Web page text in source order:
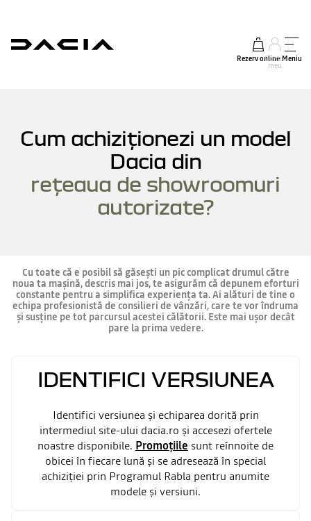
Rezerv online
Contul
meu
Meniu
Cum achiziționezi un model
Dacia din
rețeaua de showroomuri
autorizate?
Cu toate că e posibil să găsești un pic complicat drumul către
noua ta mașină, descris mai jos, te asigurăm că depunem eforturi
constante pentru a simplifica experiența ta. Ai alături de tine o
echipa profesionistă de consilieri de vânzări, care te vor îndruma
și susține pe tot parcursul acestei călătorii. Este mai ușor decât
pare la prima vedere.
IDENTIFICI VERSIUNEA
Identifici versiunea și echiparea dorită prin
intermediul site-ului dacia.ro și accesezi ofertele
noastre disponibile. Promoțiile sunt reînnoite de
obicei în fiecare lună și se adresează în special
achiziției prin Programul Rabla pentru anumite
modele și versiuni.